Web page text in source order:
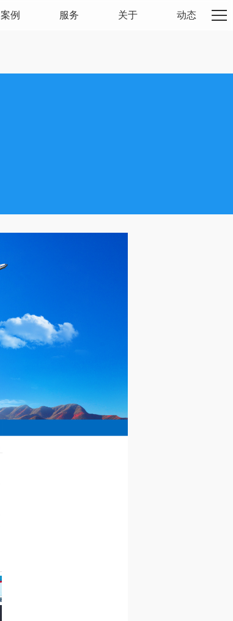
案例 服务 关于 动态